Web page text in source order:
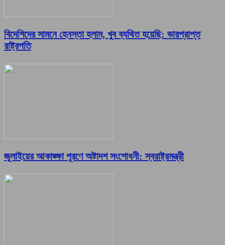
বিদেশিদের সামনে হেনস্তা হলাম, খুব ব্যথিত হয়েছি: ভারপ্রাপ্ত
রাষ্ট্রপতি
জুলাইয়ের আকাঙ্ক্ষা পূরণে অষ্টাদশ সংশোধনী: স্বরাষ্ট্রমন্ত্রী